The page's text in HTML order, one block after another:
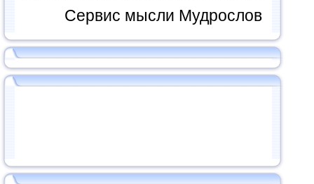
Сервис мысли Мудрослов